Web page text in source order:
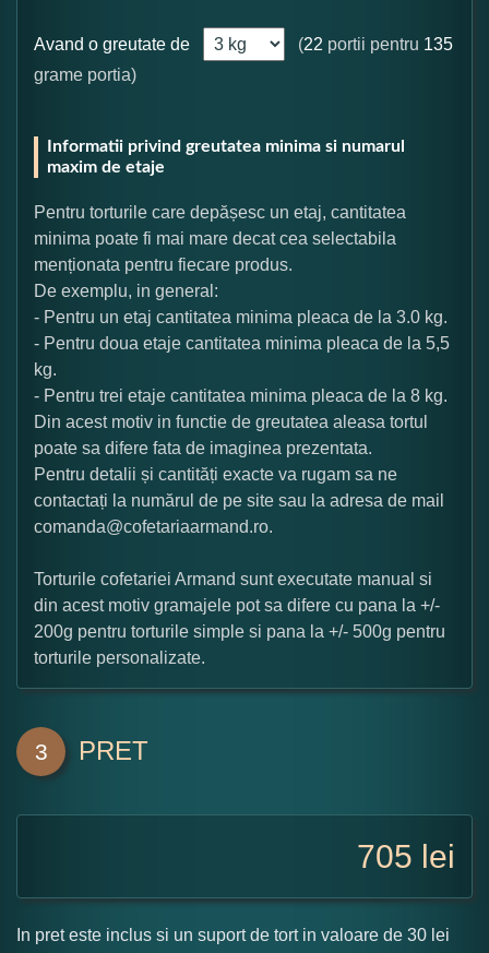
Avand o greutate de (22 portii pentru 135
grame portia)
Informatii privind greutatea minima si numarul
maxim de etaje
Pentru torturile care depășesc un etaj, cantitatea
minima poate fi mai mare decat cea selectabila
menționata pentru fiecare produs.
De exemplu, in general:
- Pentru un etaj cantitatea minima pleaca de la 3.0 kg.
- Pentru doua etaje cantitatea minima pleaca de la 5,5
kg.
- Pentru trei etaje cantitatea minima pleaca de la 8 kg.
Din acest motiv in functie de greutatea aleasa tortul
poate sa difere fata de imaginea prezentata.
Pentru detalii și cantități exacte va rugam sa ne
contactați la numărul de pe site sau la adresa de mail
comanda@cofetariaarmand.ro.
Torturile cofetariei Armand sunt executate manual si
din acest motiv gramajele pot sa difere cu pana la +/-
200g pentru torturile simple si pana la +/- 500g pentru
torturile personalizate.
3 PRET
705 lei
In pret este inclus si un suport de tort in valoare de 30 lei